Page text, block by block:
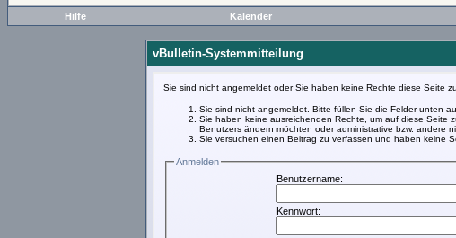
Hilfe Kalender
vBulletin-Systemmitteilung
Sie sind nicht angemeldet oder Sie haben keine Rechte diese Seite
Sie sind nicht angemeldet. Bitte füllen Sie die Felder unten
Sie haben keine ausreichenden Rechte, um auf diese Seite
Benutzers ändern möchten oder administrative bzw. andere
Sie versuchen einen Beitrag zu verfassen und haben keine
Anmelden
Benutzername:
Kennwort: